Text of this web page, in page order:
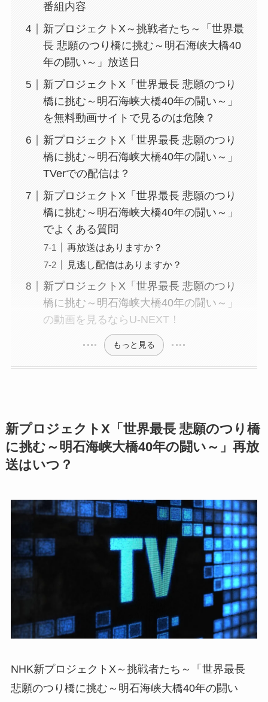
番組内容
新プロジェクトX～挑戦者たち～「世界最
長 悲願のつり橋に挑む～明石海峡大橋40
年の闘い～」放送日
新プロジェクトX「世界最長 悲願のつり
橋に挑む～明石海峡大橋40年の闘い～」
を無料動画サイトで見るのは危険？
新プロジェクトX「世界最長 悲願のつり
橋に挑む～明石海峡大橋40年の闘い～」
TVerでの配信は？
新プロジェクトX「世界最長 悲願のつり
橋に挑む～明石海峡大橋40年の闘い～」
でよくある質問
再放送はありますか？
見逃し配信はありますか？
新プロジェクトX「世界最長 悲願のつり
橋に挑む～明石海峡大橋40年の闘い～」
の動画を見るならU-NEXT！
もっと見る
新プロジェクトX「世界最長 悲願のつり橋
に挑む～明石海峡大橋40年の闘い～」再放
送はいつ？
NHK新プロジェクトX～挑戦者たち～「世界最長
悲願のつり橋に挑む～明石海峡大橋40年の闘い